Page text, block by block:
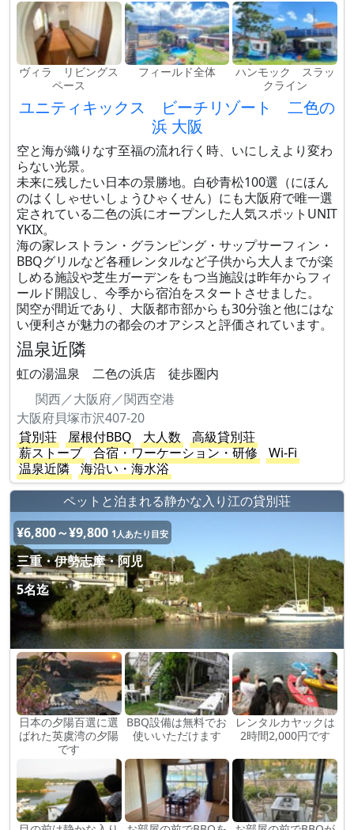
ヴィラ リビングス
ペース
フィールド全体
ハンモック スラッ
クライン
ユニティキックス ビーチリゾート 二色の
浜 大阪
空と海が織りなす至福の流れ行く時、いにしえより変わ
らない光景。
未来に残したい日本の景勝地。白砂青松100選（にほん
のはくしゃせいしょうひゃくせん）にも大阪府で唯一選
定されている二色の浜にオープンした人気スポットUNIT
YKIX。
海の家レストラン・グランピング・サップサーフィン・
BBQグリルなど各種レンタルなど子供から大人までが楽
しめる施設や芝生ガーデンをもつ当施設は昨年からフィ
ールド開設し、今季から宿泊をスタートさせました。
関空が間近であり、大阪都市部からも30分強と他にはな
い便利さが魅力の都会のオアシスと評価されています。
温泉近隣
虹の湯温泉 二色の浜店 徒歩圏内
関西／大阪府／関西空港
大阪府貝塚市沢407-20
貸別荘
屋根付BBQ 大人数
高級貸別荘
薪ストーブ
合宿・ワーケーション・研修
Wi-Fi
温泉近隣
海沿い・海水浴
ペットと泊まれる静かな入り江の貸別荘
¥6,800～¥9,800 1人あたり目安
三重・伊勢志摩・阿児
5名迄
日本の夕陽百選に選
ばれた英虞湾の夕陽
です
BBQ設備は無料でお
使いいただけます
レンタルカヤックは
2時間2,000円です